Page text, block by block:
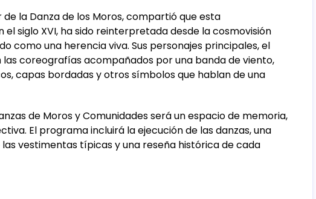
la Danza de los Moros, compartió que esta
siglo XVI, ha sido reinterpretada desde la cosmovisión
como una herencia viva. Sus personajes principales, el
coreografías acompañados por una banda de viento,
capas bordadas y otros símbolos que hablan de una
de Moros y Comunidades será un espacio de memoria,
El programa incluirá la ejecución de las danzas, una
vestimentas típicas y una reseña histórica de cada